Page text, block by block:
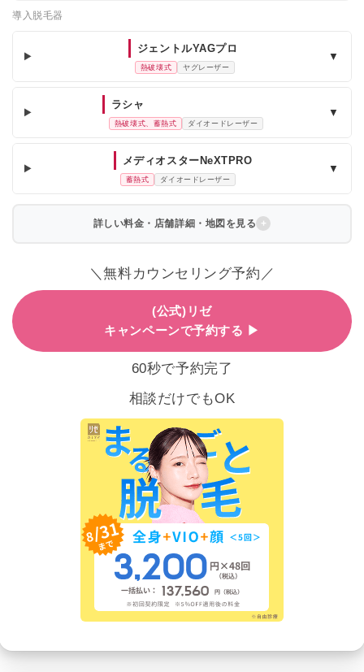
導入脱毛器
ジェントルYAGプロ
熱破壊式 ヤグレーザー
▼
ラシャ
熱破壊式、蓄熱式 ダイオードレーザー
▼
メディオスターNeXTPRO
蓄熱式 ダイオードレーザー
▼
詳しい料金・店舗詳細・地図を見る
＼無料カウンセリング予約／
(公式)リゼ
キャンペーンで予約する ▶
60秒で予約完了
相談だけでもOK